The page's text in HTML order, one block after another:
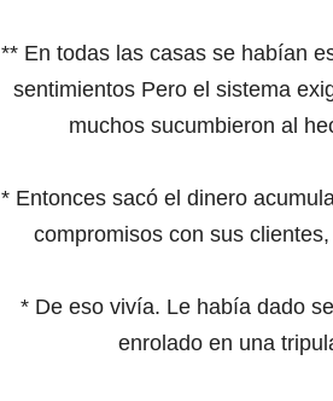
** En todas las casas se habían
sentimientos Pero el sistema
muchos sucumbieron al
* Entonces sacó el dinero
compromisos con sus
* De eso vivía. Le había dado
enrolado en una